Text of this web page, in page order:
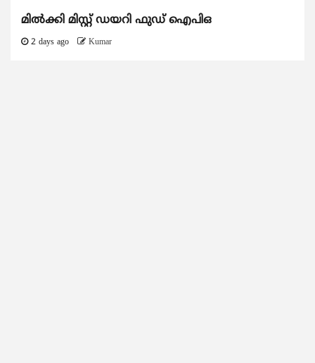
മിൽക്കി മിസ്റ്റ് ഡയറി ഫുഡ് ഐപിഒ
2 days ago Kumar